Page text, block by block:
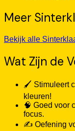
Meer
Bekijk alle
Wat Zijn de
🖌️ Stimuleert
kleuren!
🧠 Goed voor
focus.
✍️ Oefening